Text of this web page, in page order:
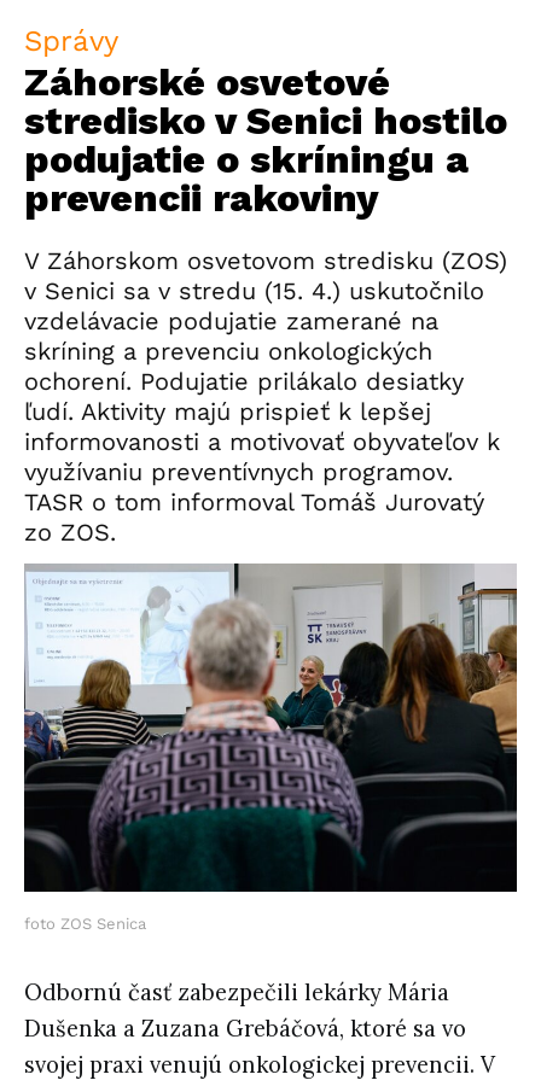
Správy
Záhorské osvetové
stredisko v Senici hostilo
podujatie o skríningu a
prevencii rakoviny
V Záhorskom osvetovom stredisku (ZOS)
v Senici sa v stredu (15. 4.) uskutočnilo
vzdelávacie podujatie zamerané na
skríning a prevenciu onkologických
ochorení. Podujatie prilákalo desiatky
ľudí. Aktivity majú prispieť k lepšej
informovanosti a motivovať obyvateľov k
využívaniu preventívnych programov.
TASR o tom informoval Tomáš Jurovatý
zo ZOS.
foto ZOS Senica
Odbornú časť zabezpečili lekárky Mária
Dušenka a Zuzana Grebáčová, ktoré sa vo
svojej praxi venujú onkologickej prevencii. V